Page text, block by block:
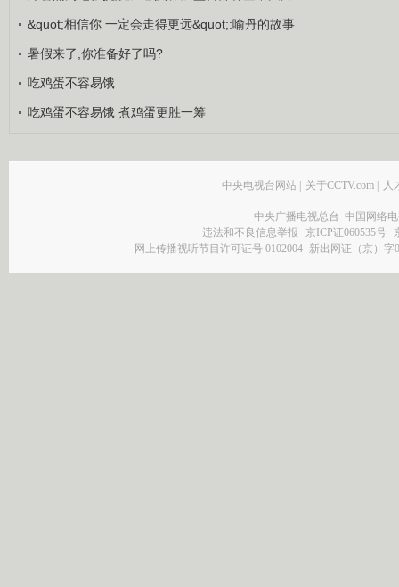
&quot;相信你 一定会走得更远&quot;:喻丹的故事
暑假来了,你准备好了吗?
吃鸡蛋不容易饿
吃鸡蛋不容易饿 煮鸡蛋更胜一筹
中央电视台网站 关于CCTV.com 人
中央广播电视总台 中国网络
违法和不良信息举报
京ICP证060535号
网上传播视听节目许可证号 0102004 新出网证（京）